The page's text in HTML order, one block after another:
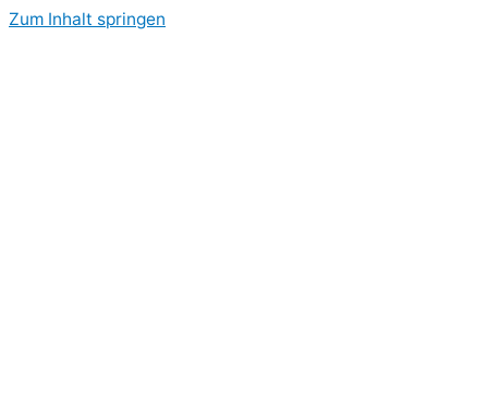
Zum Inhalt springen